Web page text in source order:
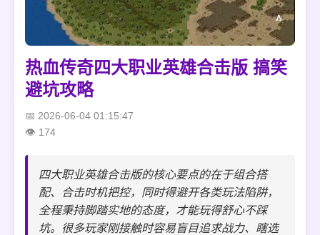
热血传奇四大职业英雄合击版 搞笑
避坑攻略
2026-06-04 01:15:47
174
四大职业英雄合击版的核心要点的在于组合搭
配、合击时机把控，同时得避开各类玩法陷阱，
全程秉持脚踏实地的态度，才能玩得舒心不踩
坑。很多玩家刚接触时容易盲目追求战力、瞎选